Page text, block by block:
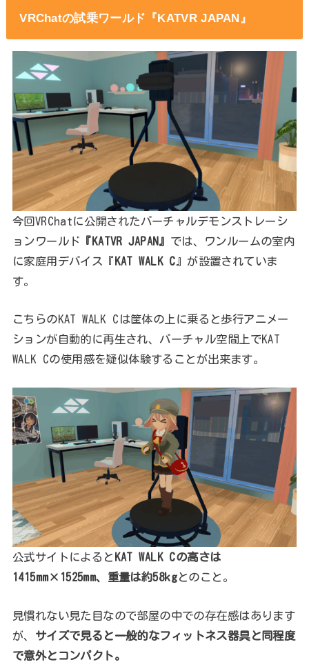
VRChatの試乗ワールド『KATVR JAPAN』
今回VRChatに公開されたバーチャルデモンストレーシ
ョンワールド 『KATVR JAPAN』 では、ワンルームの室内
に家庭用デバイス『 KAT WALK C 』が設置されていま
す。
こちらのKAT WALK Cは筐体の上に乗ると歩行アニメー
ションが自動的に再生され、バーチャル空間上でKAT
WALK Cの使用感を疑似体験することが出来ます。
公式サイトによると KAT WALK Cの高さは
1415mm×1525mm、重量は約58kgとのこと。
見慣れない見た目なので部屋の中での存在感はあります
が、 サイズで見ると一般的なフィットネス器具と同程度
で意外とコンパクト。